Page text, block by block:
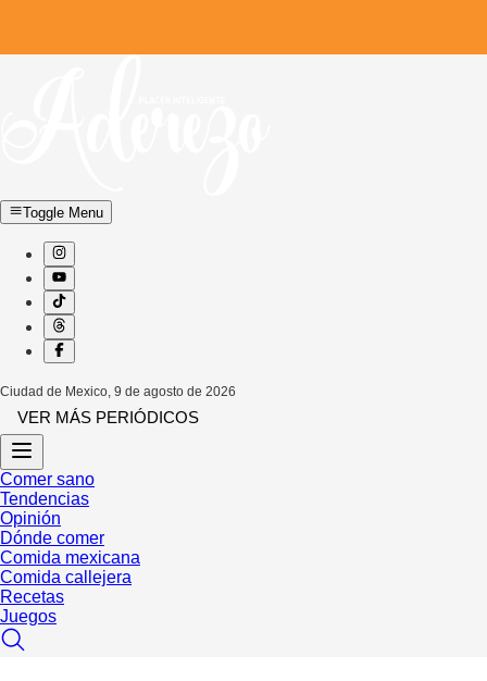
Toggle Menu
Ciudad de Mexico, 9 de agosto de 2026
VER MÁS PERIÓDICOS
Comer sano
Tendencias
Opinión
Dónde comer
Comida mexicana
Comida callejera
Recetas
Juegos